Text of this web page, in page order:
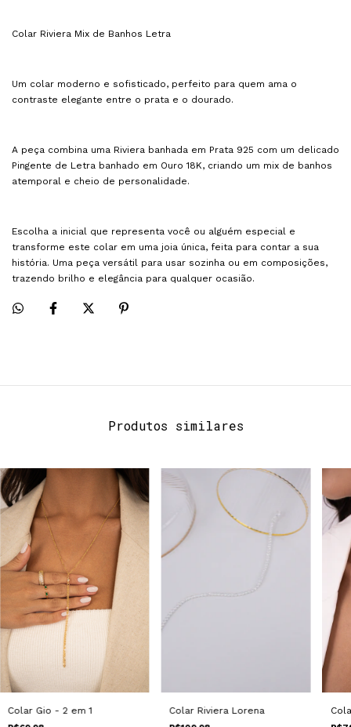
Colar Riviera Mix de Banhos Letra
Um colar moderno e sofisticado, perfeito para quem ama o
contraste elegante entre o prata e o dourado.
A peça combina uma Riviera banhada em Prata 925 com um delicado
Pingente de Letra banhado em Ouro 18K, criando um mix de banhos
atemporal e cheio de personalidade.
Escolha a inicial que representa você ou alguém especial e
transforme este colar em uma joia única, feita para contar a sua
história. Uma peça versátil para usar sozinha ou em composições,
trazendo brilho e elegância para qualquer ocasião.
Produtos similares
Colar Gio - 2 em 1 Colar Riviera Lorena